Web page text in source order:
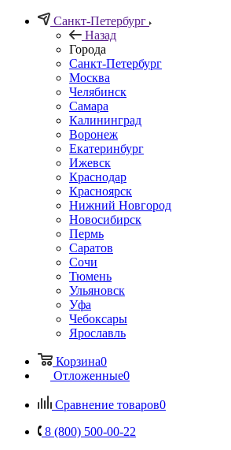
Санкт-Петербург
Назад
Города
Санкт-Петербург
Москва
Челябинск
Самара
Калининград
Воронеж
Екатеринбург
Ижевск
Краснодар
Красноярск
Нижний Новгород
Новосибирск
Пермь
Саратов
Сочи
Тюмень
Ульяновск
Уфа
Чебоксары
Ярославль
Корзина0
Отложенные0
Сравнение товаров0
8 (800) 500-00-22